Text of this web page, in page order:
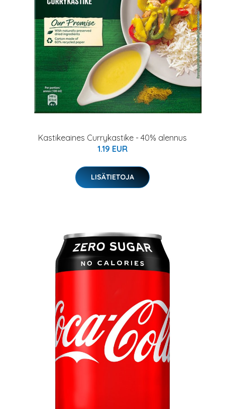
Kastikeaines Currykastike - 40% alennus
1.19 EUR
LISÄTIETOJA